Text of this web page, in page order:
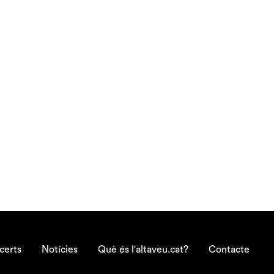
Notícies Què és l'altaveu.cat? Contacte